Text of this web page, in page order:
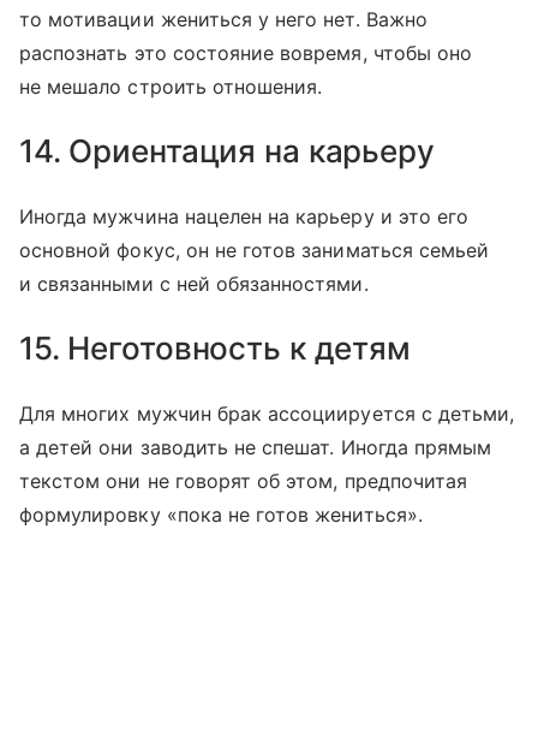
то мотивации жениться у него нет. Важно
распознать это состояние вовремя, чтобы оно
не мешало строить отношения.
14. Ориентация на карьеру
Иногда мужчина нацелен на карьеру и это его
основной фокус, он не готов заниматься семьей
и связанными с ней обязанностями.
15. Неготовность к детям
Для многих мужчин брак ассоциируется с детьми,
а детей они заводить не спешат. Иногда прямым
текстом они не говорят об этом, предпочитая
формулировку «пока не готов жениться».